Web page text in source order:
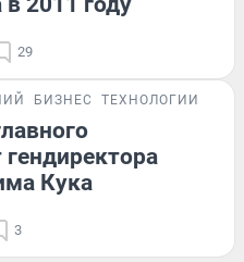
29
БИЗНЕС ТЕХНОЛОГИИ
гендиректора
Кука
3